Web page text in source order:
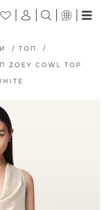
/ ТОП /
COWL TOP